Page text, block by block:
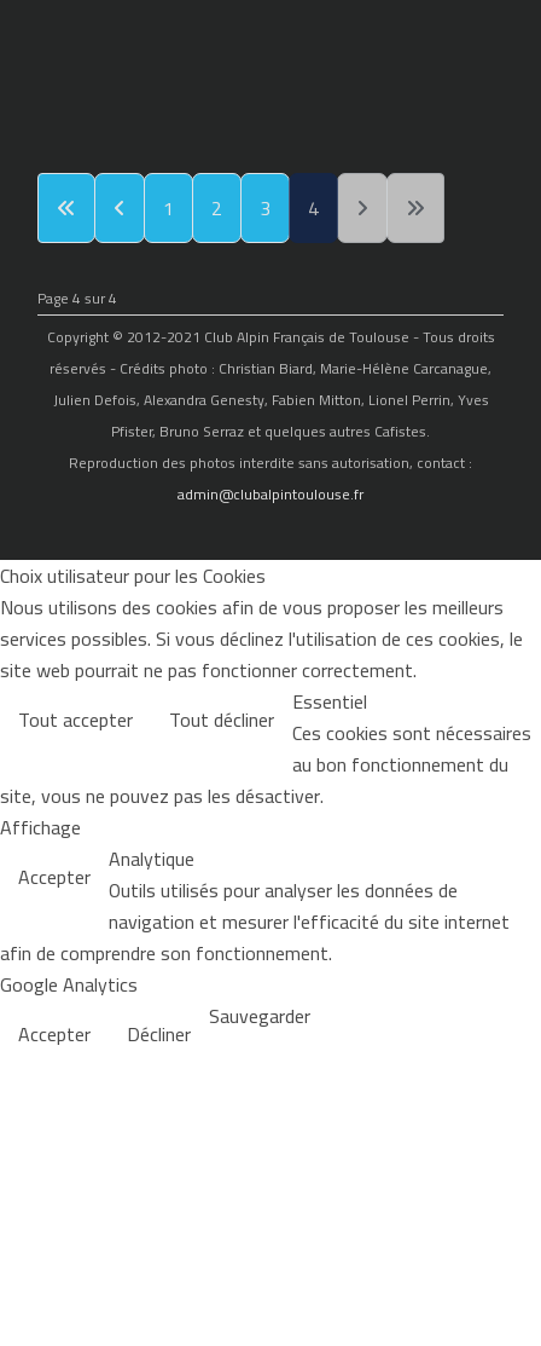
1 2 3 4
Page 4 sur 4
Copyright © 2012-2021 Club Alpin Français de Toulouse - Tous droits
réservés - Crédits photo : Christian Biard, Marie-Hélène Carcanague,
Julien Defois, Alexandra Genesty, Fabien Mitton, Lionel Perrin, Yves
Pfister, Bruno Serraz et quelques autres Cafistes.
Reproduction des photos interdite sans autorisation, contact :
admin@clubalpintoulouse.fr
Choix utilisateur pour les Cookies
Nous utilisons des cookies afin de vous proposer les meilleurs
services possibles. Si vous déclinez l'utilisation de ces cookies, le
site web pourrait ne pas fonctionner correctement.
Tout accepter
Tout décliner Essentiel
Ces cookies sont nécessaires
au bon fonctionnement du
site, vous ne pouvez pas les désactiver.
Affichage
Accepter Analytique
Outils utilisés pour analyser les données de
navigation et mesurer l'efficacité du site internet
afin de comprendre son fonctionnement.
Google Analytics
Accepter
Décliner Sauvegarder